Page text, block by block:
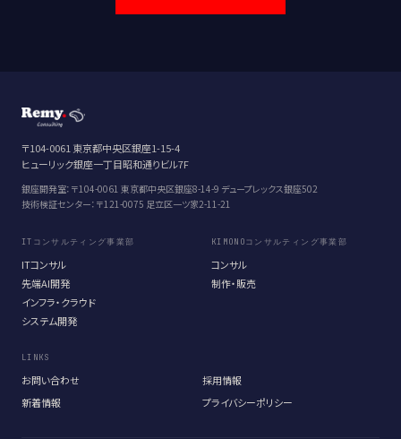
〒104-0061 東京都中央区銀座1-15-4
ヒューリック銀座一丁目昭和通りビル7F
銀座開発室：〒104-0061 東京都中央区銀座8-14-9 デュープレックス銀座502
技術検証センター：〒121-0075 足立区一ツ家2-11-21
ITコンサルティング事業部
ITコンサル
先端AI開発
インフラ・クラウド
システム開発
KIMONOコンサルティング事業部
コンサル
制作・販売
LINKS
お問い合わせ
採用情報
新着情報
プライバシーポリシー